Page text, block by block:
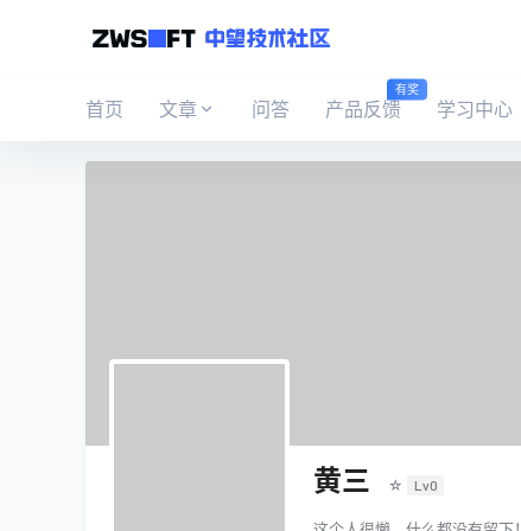
首页 文章 问答 产品反馈
有奖
学习中心
黄三 ☆ Lv0